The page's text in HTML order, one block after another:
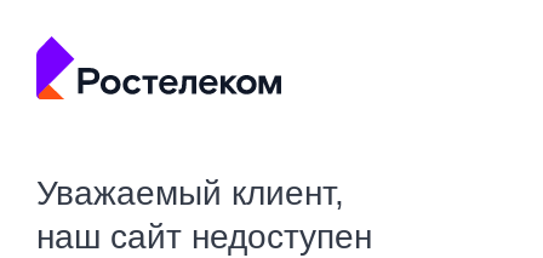
Уважаемый клиент,
наш сайт недоступен